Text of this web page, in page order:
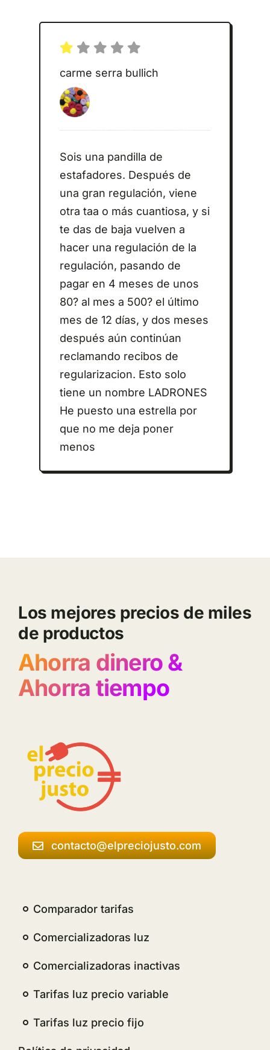
carme serra bullich
Sois una pandilla de
estafadores. Después de
una gran regulación, viene
otra taa o más cuantiosa, y si
te das de baja vuelven a
hacer una regulación de la
regulación, pasando de
pagar en 4 meses de unos
80? al mes a 500? el último
mes de 12 días, y dos meses
después aún continúan
reclamando recibos de
regularizacion. Esto solo
tiene un nombre LADRONES
He puesto una estrella por
que no me deja poner
menos
Los mejores precios de miles
de productos
Ahorra dinero &
Ahorra tiempo
contacto@elpreciojusto.com
Comparador tarifas
Comercializadoras luz
Comercializadoras inactivas
Tarifas luz precio variable
Tarifas luz precio fijo